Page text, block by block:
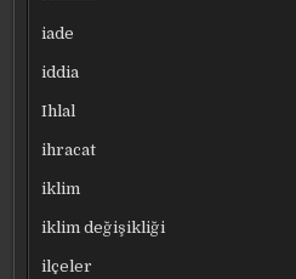
iade
iddia
Ihlal
ihracat
iklim
iklim değişikliği
ilçeler